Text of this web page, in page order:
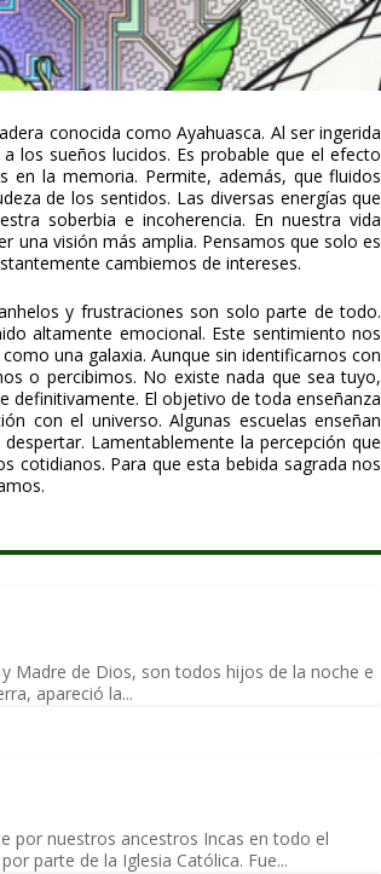
conocida comoAyahuasca. Al ser ingerida
los sueños lucidos. Es probable que el efecto
en la memoria. Permite, además, que fluidos
de los sentidos. Las diversas energías que
soberbia e incoherencia. En nuestra vida
una visión más amplia. Pensamos que solo es
cambiemos de intereses.
y frustraciones son solo parte de todo.
altamente emocional. Este sentimiento nos
una galaxia. Aunque sin identificarnos con
o percibimos. No existe nada que sea tuyo,
El objetivo de toda enseñanza
con el universo. Algunas escuelas enseñan
Lamentablemente la percepción que
cotidianos. Para que esta bebida sagrada nos
Madre de Dios, son todos hijos de la noche e
apareció la...
por nuestros ancestros Incas en todo el
parte de la Iglesia Católica. Fue...